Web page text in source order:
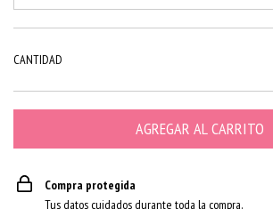
CANTIDAD
Compra protegida
Tus datos cuidados durante toda la compra.